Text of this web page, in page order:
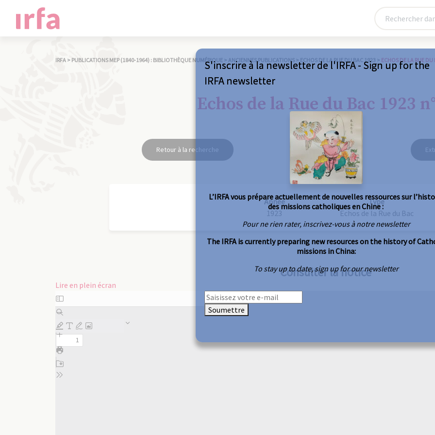
IRFA > PUBLICATIONS MEP (1840-1964) : BIBLIOTHÈQUE NUMÉRIQUE > ANCIENNES PUBLICATIONS > ECHOS DE LA RUE DU BAC 1923 > ECHOS DE LA RUE
Echos de la Rue du Bac 1923
Retour à la recherche
Année
1923
Type
Echos de la Rue du Bac
Consulter la notice
Lire en plein écran
Aller
au
contenu
PDF
S'inscrire à la newsletter de l'IRFA - Sign up for the
IRFA newsletter
L’IRFA vous prépare actuellement de nouvelles ressources sur
des missions catholiques en Chine :
Pour ne rien rater, inscrivez-vous à notre newsletter
The IRFA is currently preparing new resources on the history of
missions in China:
To stay up to date, sign up for our newsletter
Soumettre